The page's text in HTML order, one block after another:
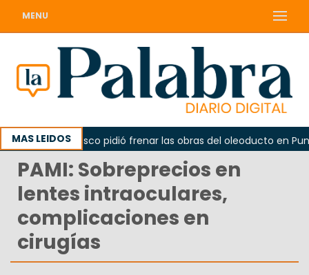
MENU
MAS LEIDOS
La Unesco pidió frenar las obras del oleoducto en Punta
PAMI: Sobreprecios en
lentes intraoculares,
complicaciones en
cirugías